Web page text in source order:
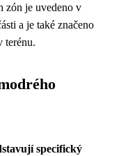
zón je uvedeno v
a je také značeno
terénu.
specifický